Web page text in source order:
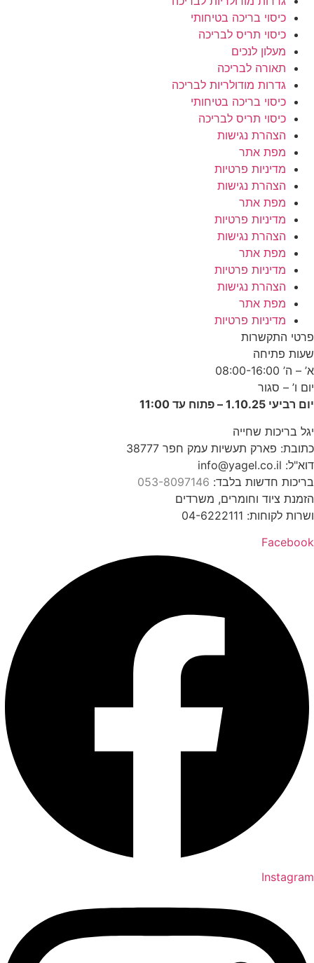
כיסוי בריכה בטיחותי
כיסוי תריס לבריכה
מעלון לנכים
תאורה לבריכה
גדרות מודולריות לבריכה
כיסוי בריכה בטיחותי
כיסוי תריס לבריכה
הצהרת נגישות
מפת אתר
מדיניות פרטיות
הצהרת נגישות
מפת אתר
מדיניות פרטיות
הצהרת נגישות
מפת אתר
מדיניות פרטיות
הצהרת נגישות
מפת אתר
מדיניות פרטיות
פרטי התקשרות
שעות פתיחה
א’ – ה’ 08:00-16:00
יום ו’ – סגור
יום רביעי 1.10.25 – פתוח עד 11:00
יגל בריכות שחייה
כתובת: פארק תעשיות עמק חפר 38777
דוא"ל: info@yagel.co.il
בריכות חדשות בלבד: 053-8097146
הזמנת ציוד וחומרים, משרדים
ושרות לקוחות: 04-6222111
Facebook
Instagram